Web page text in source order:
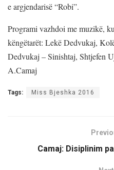
e argjendarisë “Robi”.
Programi vazhdoi me muzikë,
këngëtarët: Lekë Dedvukaj,
Dedvukaj – Sinishtaj, Shtjefen
A.Camaj
Tags: Miss Bjeshka 2016
Camaj: Disiplinim